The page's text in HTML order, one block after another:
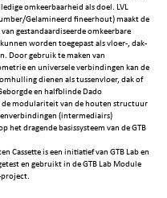
omkeerbaarheid als doel. LVL
Gelamineerd fineerhout) maakt de
gestandaardiseerde omkeerbare
worden toegepast als vloer-, dak-
Door gebruik te maken van
en universele verbindingen kan de
dienen als tussenvloer, dak of
en halfblinde Dado
de modulariteit van de houten structuur
(intermediairs)
het dragende basissysteem van de GTB
Cassette is een initiatief van GTB Lab en
en gebruikt in de GTB Lab Module
project.